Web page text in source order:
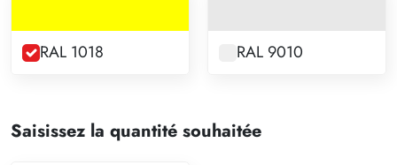
RAL 1018 RAL 9010
Saisissez la quantité souhaitée